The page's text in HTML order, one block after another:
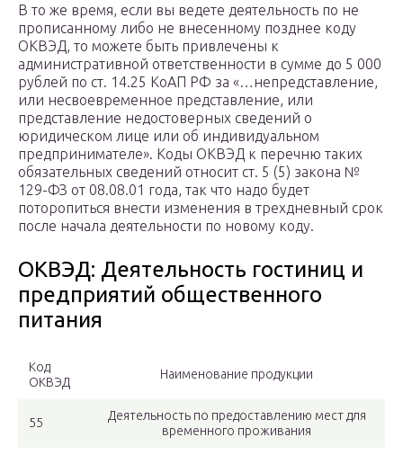
В то же время, если вы ведете деятельность по не
прописанному либо не внесенному позднее коду
ОКВЭД, то можете быть привлечены к
административной ответственности в сумме до 5 000
рублей по ст. 14.25 КоАП РФ за «…непредставление,
или несвоевременное представление, или
представление недостоверных сведений о
юридическом лице или об индивидуальном
предпринимателе». Коды ОКВЭД к перечню таких
обязательных сведений относит ст. 5 (5) закона №
129-ФЗ от 08.08.01 года, так что надо будет
поторопиться внести изменения в трехдневный срок
после начала деятельности по новому коду.
ОКВЭД: Деятельность гостиниц и
предприятий общественного
питания
Код
ОКВЭД
Наименование продукции
55
Деятельность по предоставлению мест для
временного проживания